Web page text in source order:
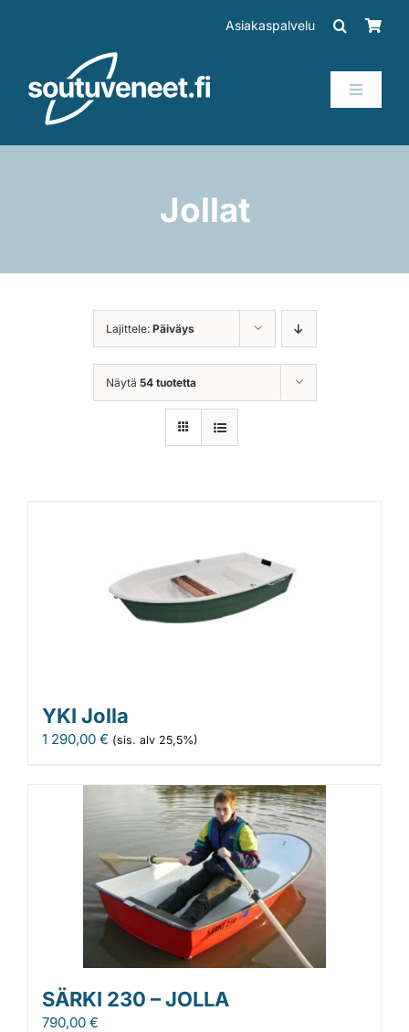
Asiakaspalvelu
Toggle
Asiakaskokemuksia
Jollat
Lajittele: Päiväys
Näytä 54 tuotetta
YKI Jolla
1 290,00 € (sis. alv 25,5%)
SÄRKI 230 – JOLLA
790,00 €